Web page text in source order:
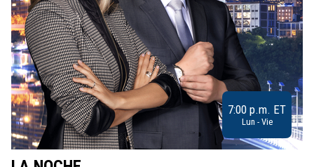
7:00 p.m. ET
Lun - Vie